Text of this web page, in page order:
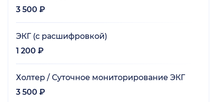
3 500 ₽
ЭКГ (с расшифровкой)
1 200 ₽
Холтер / Суточное мониторирование ЭКГ
3 500 ₽